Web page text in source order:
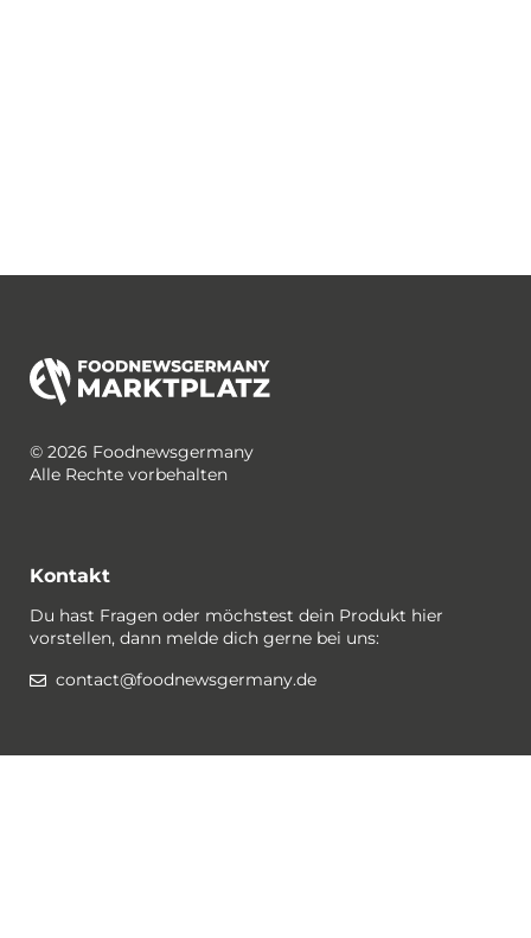
© 2026 Foodnewsgermany
Alle Rechte vorbehalten
Kontakt
Du hast Fragen oder möchstest dein Produkt hier
vorstellen, dann melde dich gerne bei uns:
contact@foodnewsgermany.de